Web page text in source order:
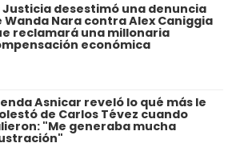
Justicia desestimó una denuncia
Wanda Nara contra Alex Caniggia
reclamará una millonaria
económica
Asnicar reveló lo qué más le
de Carlos Tévez cuando
"Me generaba mucha